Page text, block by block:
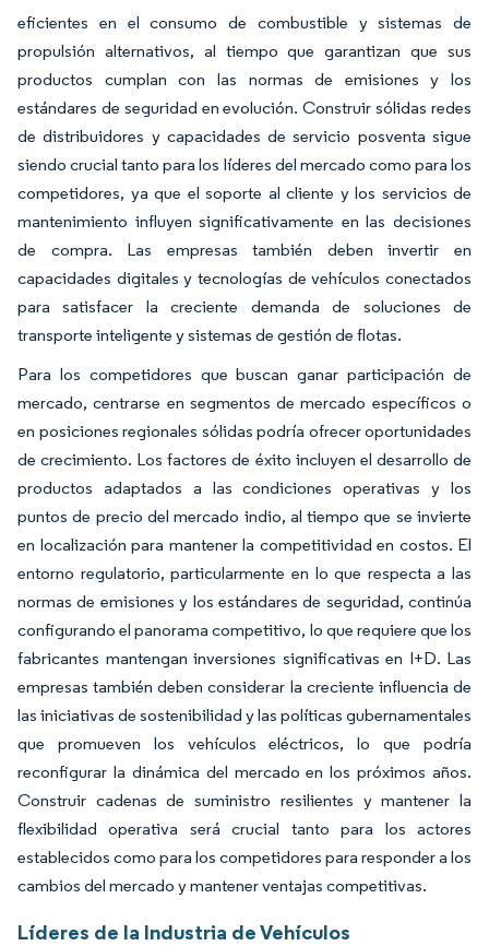
eficientes en el consumo de combustible y sistemas de
propulsión alternativos, al tiempo que garantizan que sus
productos cumplan con las normas de emisiones y los
estándares de seguridad en evolución. Construir sólidas redes
de distribuidores y capacidades de servicio posventa sigue
siendo crucial tanto para los líderes del mercado como para los
competidores, ya que el soporte al cliente y los servicios de
mantenimiento influyen significativamente en las decisiones
de compra. Las empresas también deben invertir en
capacidades digitales y tecnologías de vehículos conectados
para satisfacer la creciente demanda de soluciones de
transporte inteligente y sistemas de gestión de flotas.
Para los competidores que buscan ganar participación de
mercado, centrarse en segmentos de mercado específicos o
en posiciones regionales sólidas podría ofrecer oportunidades
de crecimiento. Los factores de éxito incluyen el desarrollo de
productos adaptados a las condiciones operativas y los
puntos de precio del mercado indio, al tiempo que se invierte
en localización para mantener la competitividad en costos. El
entorno regulatorio, particularmente en lo que respecta a las
normas de emisiones y los estándares de seguridad, continúa
configurando el panorama competitivo, lo que requiere que los
fabricantes mantengan inversiones significativas en I+D. Las
empresas también deben considerar la creciente influencia de
las iniciativas de sostenibilidad y las políticas gubernamentales
que promueven los vehículos eléctricos, lo que podría
reconfigurar la dinámica del mercado en los próximos años.
Construir cadenas de suministro resilientes y mantener la
flexibilidad operativa será crucial tanto para los actores
establecidos como para los competidores para responder a los
cambios del mercado y mantener ventajas competitivas.
Líderes de la Industria de Vehículos